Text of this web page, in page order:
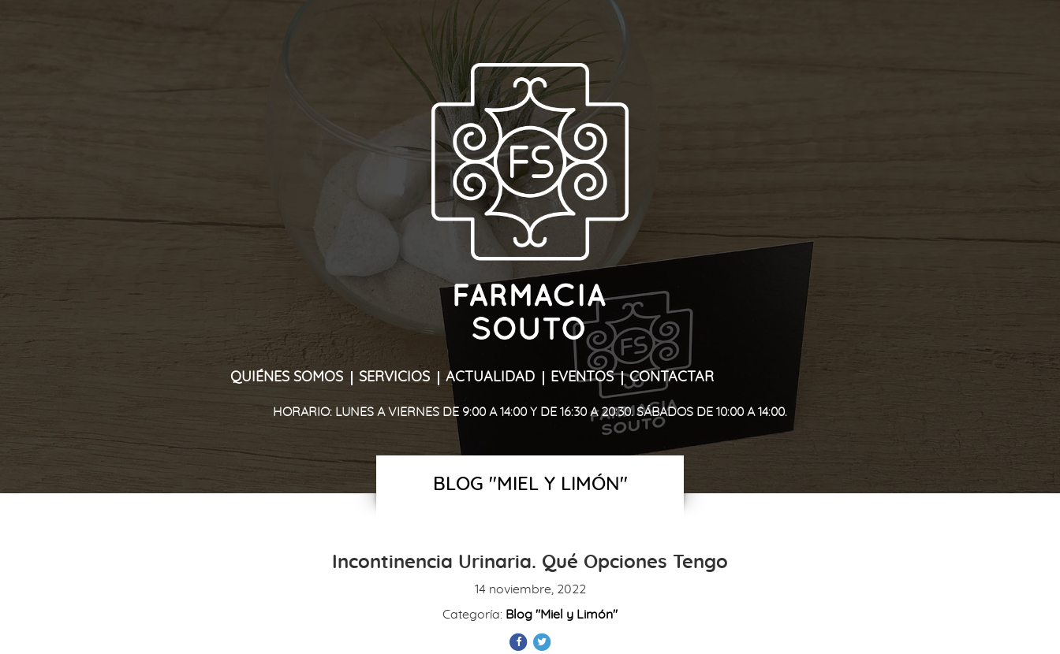
QUIÉNES SOMOS SERVICIOS ACTUALIDAD EVENTOS CONTACTAR
HORARIO: LUNES A VIERNES DE 9:00 A 14:00 Y DE 16:30 A 20:30. SÁBADOS DE 10:00 A 14:00.
BLOG "MIEL Y LIMÓN"
Incontinencia Urinaria. Qué Opciones Tengo
14 noviembre, 2022
Categoría: Blog "Miel y Limón"